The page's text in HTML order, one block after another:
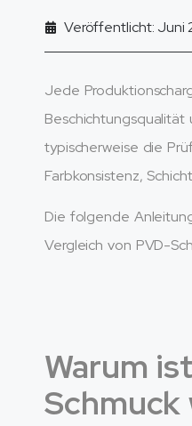
Veröffentlicht: Juni
Jede
Beschichtungsqualität
typischerweise die
Farbkonsistenz,
Die folgende
Vergleich von PVD-
Warum
Schmuck